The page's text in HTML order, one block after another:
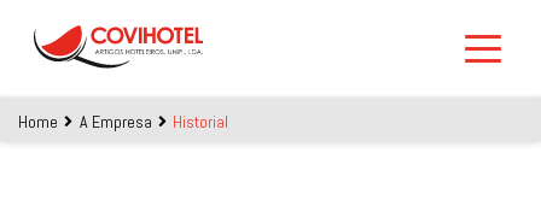
Home A Empresa Historial